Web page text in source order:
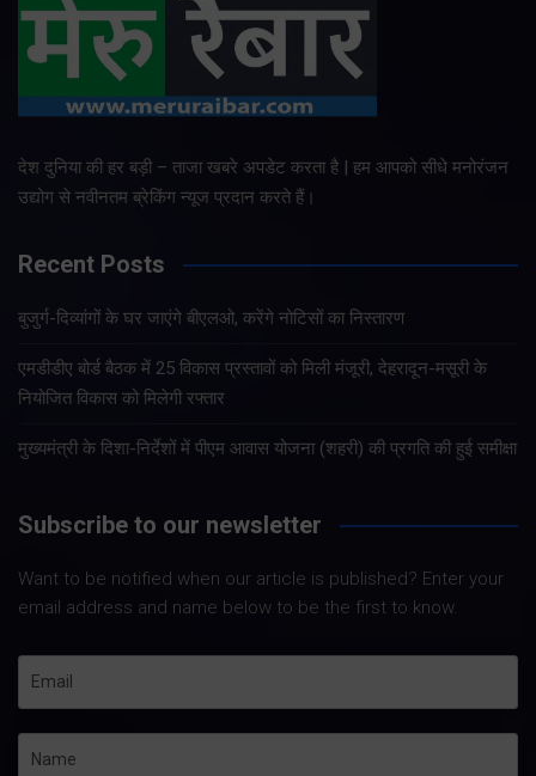
देश दुनिया की हर बड़ी – ताजा खबरे अपडेट करता है | हम आपको सीधे मनोरंजन
उद्योग से नवीनतम ब्रेकिंग न्यूज प्रदान करते हैं।
Recent Posts
बुजुर्ग-दिव्यांगों के घर जाएंगे बीएलओ, करेंगे नोटिसों का निस्तारण
एमडीडीए बोर्ड बैठक में 25 विकास प्रस्तावों को मिली मंजूरी, देहरादून-मसूरी के
नियोजित विकास को मिलेगी रफ्तार
मुख्यमंत्री के दिशा-निर्देशों में पीएम आवास योजना (शहरी) की प्रगति की हुई समीक्षा
Subscribe to our newsletter
Want to be notified when our article is published? Enter your
email address and name below to be the first to know.